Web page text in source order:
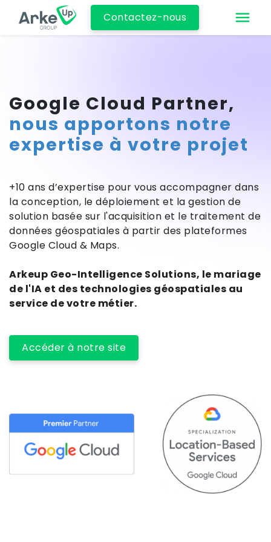
Contactez-nous
Google Cloud Partner,
nous apportons notre
expertise à votre projet
​+10 ans d’expertise pour vous accompagner dans
la conception, le déploiement et la gestion de
solution basée sur l'acquisition et le traitement de
données géospatiales à partir des plateformes
Google Cloud & Maps.
Arkeup Geo-Intelligence Solutions, le mariage
de l'IA et des technologies géospatiales au
service de votre métier.
Accéder à notre site